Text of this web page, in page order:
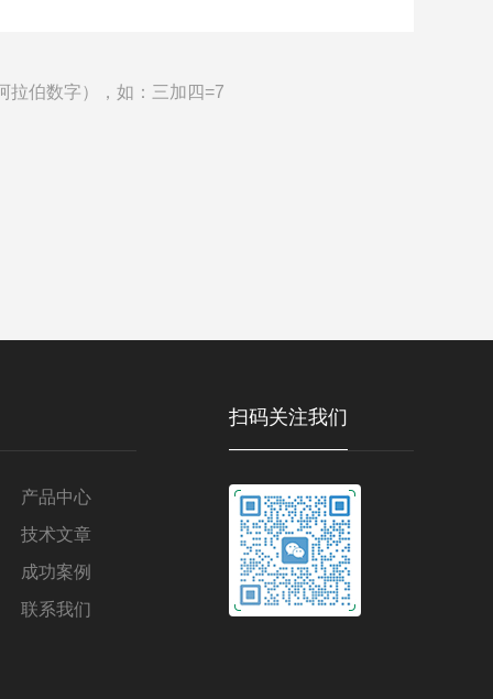
拉伯数字），如：三加四=7
产品中心
技术文章
成功案例
联系我们
扫码关注我们